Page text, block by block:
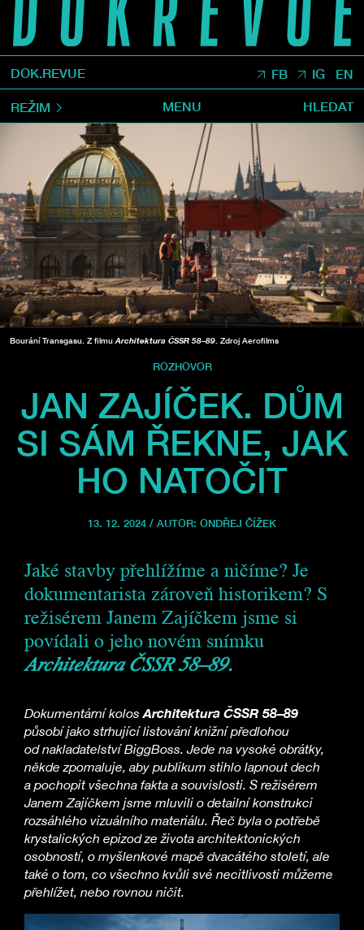
DOK.REVUE FB IG EN
REŽIM MENU HLEDAT
Bourání Transgasu. Z filmu Architektura ČSSR 58–89 . Zdroj Aerofilms
ROZHOVOR
JAN ZAJÍČEK. DŮM
SI SÁM ŘEKNE, JAK
HO NATOČIT
13. 12. 2024 / AUTOR: ONDŘEJ ČÍŽEK
Jaké stavby přehlížíme a ničíme? Je
dokumentarista zároveň historikem? S
režisérem Janem Zajíčkem jsme si
povídali o jeho novém snímku
Architektura ČSSR 58–89.
Dokumentární kolosArchitektura ČSSR 58–89
působí jako strhující listování knižní předlohou
od nakladatelství BiggBoss. Jede na vysoké obrátky,
někde zpomaluje, aby publikum stihlo lapnout dech
a pochopit všechna fakta a souvislosti. S režisérem
Janem Zajíčkem jsme mluvili o detailní konstrukci
rozsáhlého vizuálního materiálu. Řeč byla o potřebě
krystalických epizod ze života architektonických
osobností, o myšlenkové mapě dvacátého století, ale
také o tom, co všechno kvůli své necitlivosti můžeme
přehlížet, nebo rovnou ničit.